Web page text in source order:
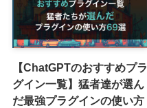
【ChatGPTのおすすめプラ
グイン一覧】猛者達が選ん
だ最強プラグインの使い方